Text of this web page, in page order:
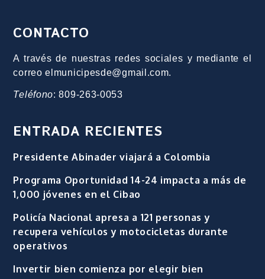
CONTACTO
A través de nuestras redes sociales y mediante el
correo elmunicipesde@gmail.com.
Teléfono: 809-263-0053
ENTRADA RECIENTES
Presidente Abinader viajará a Colombia
Programa Oportunidad 14-24 impacta a más de
1,000 jóvenes en el Cibao
Policía Nacional apresa a 121 personas y
recupera vehículos y motocicletas durante
operativos
Invertir bien comienza por elegir bien